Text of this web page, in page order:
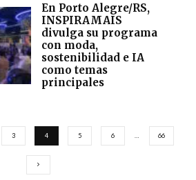
En Porto Alegre/RS,
INSPIRAMAIS
divulga su programa
con moda,
sostenibilidad e IA
como temas
principales
3 4 5 6 66